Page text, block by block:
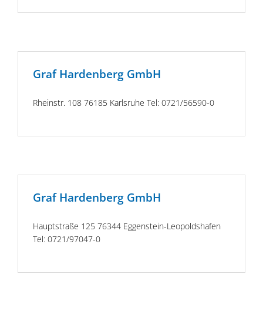
Graf Hardenberg GmbH
Rheinstr. 108 76185 Karlsruhe Tel: 0721/56590-0
Graf Hardenberg GmbH
Hauptstraße 125 76344 Eggenstein-Leopoldshafen
Tel: 0721/97047-0